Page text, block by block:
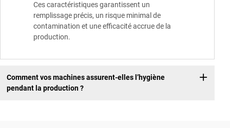
Ces caractéristiques garantissent un
remplissage précis, un risque minimal de
contamination et une efficacité accrue de la
production.
Comment vos machines assurent-elles l’hygiène
pendant la production ?